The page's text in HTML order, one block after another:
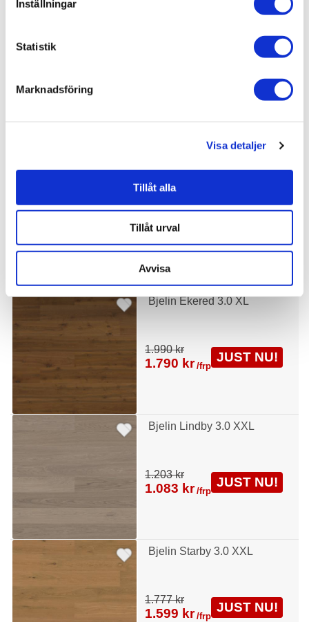
Inställningar
Statistik
Marknadsföring
Visa detaljer
Tillåt alla
Tillåt urval
Avvisa
Bjelin Ekered 3.0 XL
Bjelin Lindby 3.0 XXL
1.835 kr
/frp
Bjelin Starby 3.0 XXL
1.990 kr
1.790 kr /frp
JUST NU!
1.203 kr
1.083 kr /frp
JUST NU!
1.777 kr
1.599 kr /frp
JUST NU!